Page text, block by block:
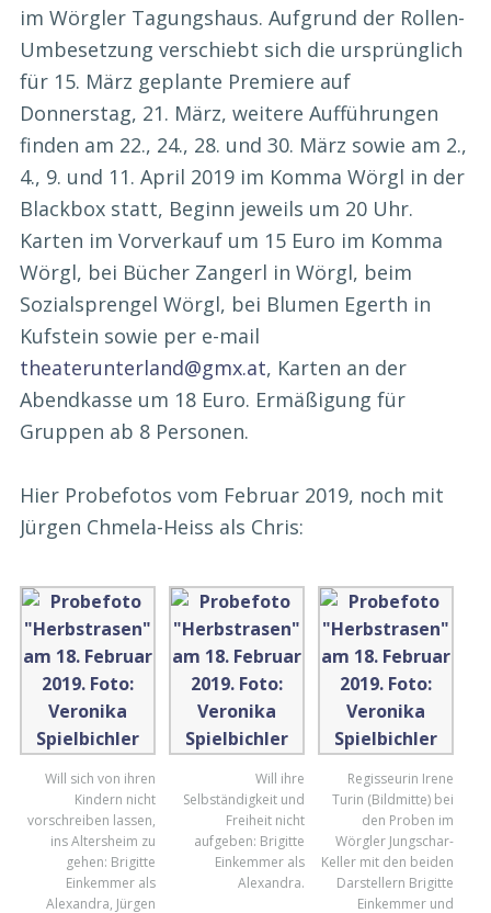
im Wörgler Tagungshaus. Aufgrund der Rollen-
Umbesetzung verschiebt sich die ursprünglich
für 15. März geplante Premiere auf
Donnerstag, 21. März, weitere Aufführungen
finden am 22., 24., 28. und 30. März sowie am 2.,
4., 9. und 11. April 2019 im Komma Wörgl in der
Blackbox statt, Beginn jeweils um 20 Uhr.
Karten im Vorverkauf um 15 Euro im Komma
Wörgl, bei Bücher Zangerl in Wörgl, beim
Sozialsprengel Wörgl, bei Blumen Egerth in
Kufstein sowie per e-mail
theaterunterland@gmx.at, Karten an der
Abendkasse um 18 Euro. Ermäßigung für
Gruppen ab 8 Personen.
Hier Probefotos vom Februar 2019, noch mit
Jürgen Chmela-Heiss als Chris:
Will sich von ihren
Kindern nicht
vorschreiben lassen,
ins Altersheim zu
gehen: Brigitte
Einkemmer als
Alexandra, Jürgen
Will ihre
Selbständigkeit und
Freiheit nicht
aufgeben: Brigitte
Einkemmer als
Alexandra.
Regisseurin Irene
Turin (Bildmitte) bei
den Proben im
Wörgler Jungschar-
Keller mit den beiden
Darstellern Brigitte
Einkemmer und